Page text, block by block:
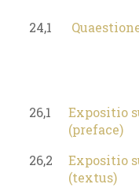
24,1
26,1
Expositio
(preface)
26,2
Expositio
(textus)